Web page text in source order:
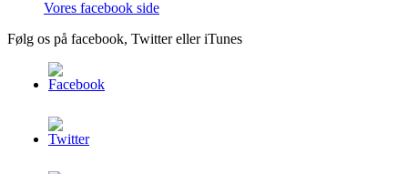
Vores facebook side
Følg os på facebook, Twitter eller iTunes